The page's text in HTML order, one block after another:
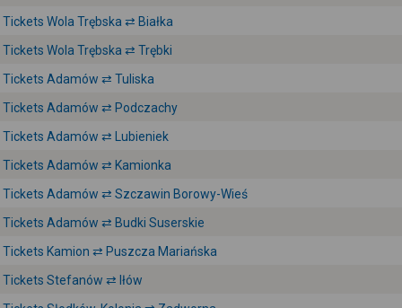
Tickets Wola Trębska ⇄ Białka
Tickets Wola Trębska ⇄ Trębki
Tickets Adamów ⇄ Tuliska
Tickets Adamów ⇄ Podczachy
Tickets Adamów ⇄ Lubieniek
Tickets Adamów ⇄ Kamionka
Tickets Adamów ⇄ Szczawin Borowy-Wieś
Tickets Adamów ⇄ Budki Suserskie
Tickets Kamion ⇄ Puszcza Mariańska
Tickets Stefanów ⇄ Iłów